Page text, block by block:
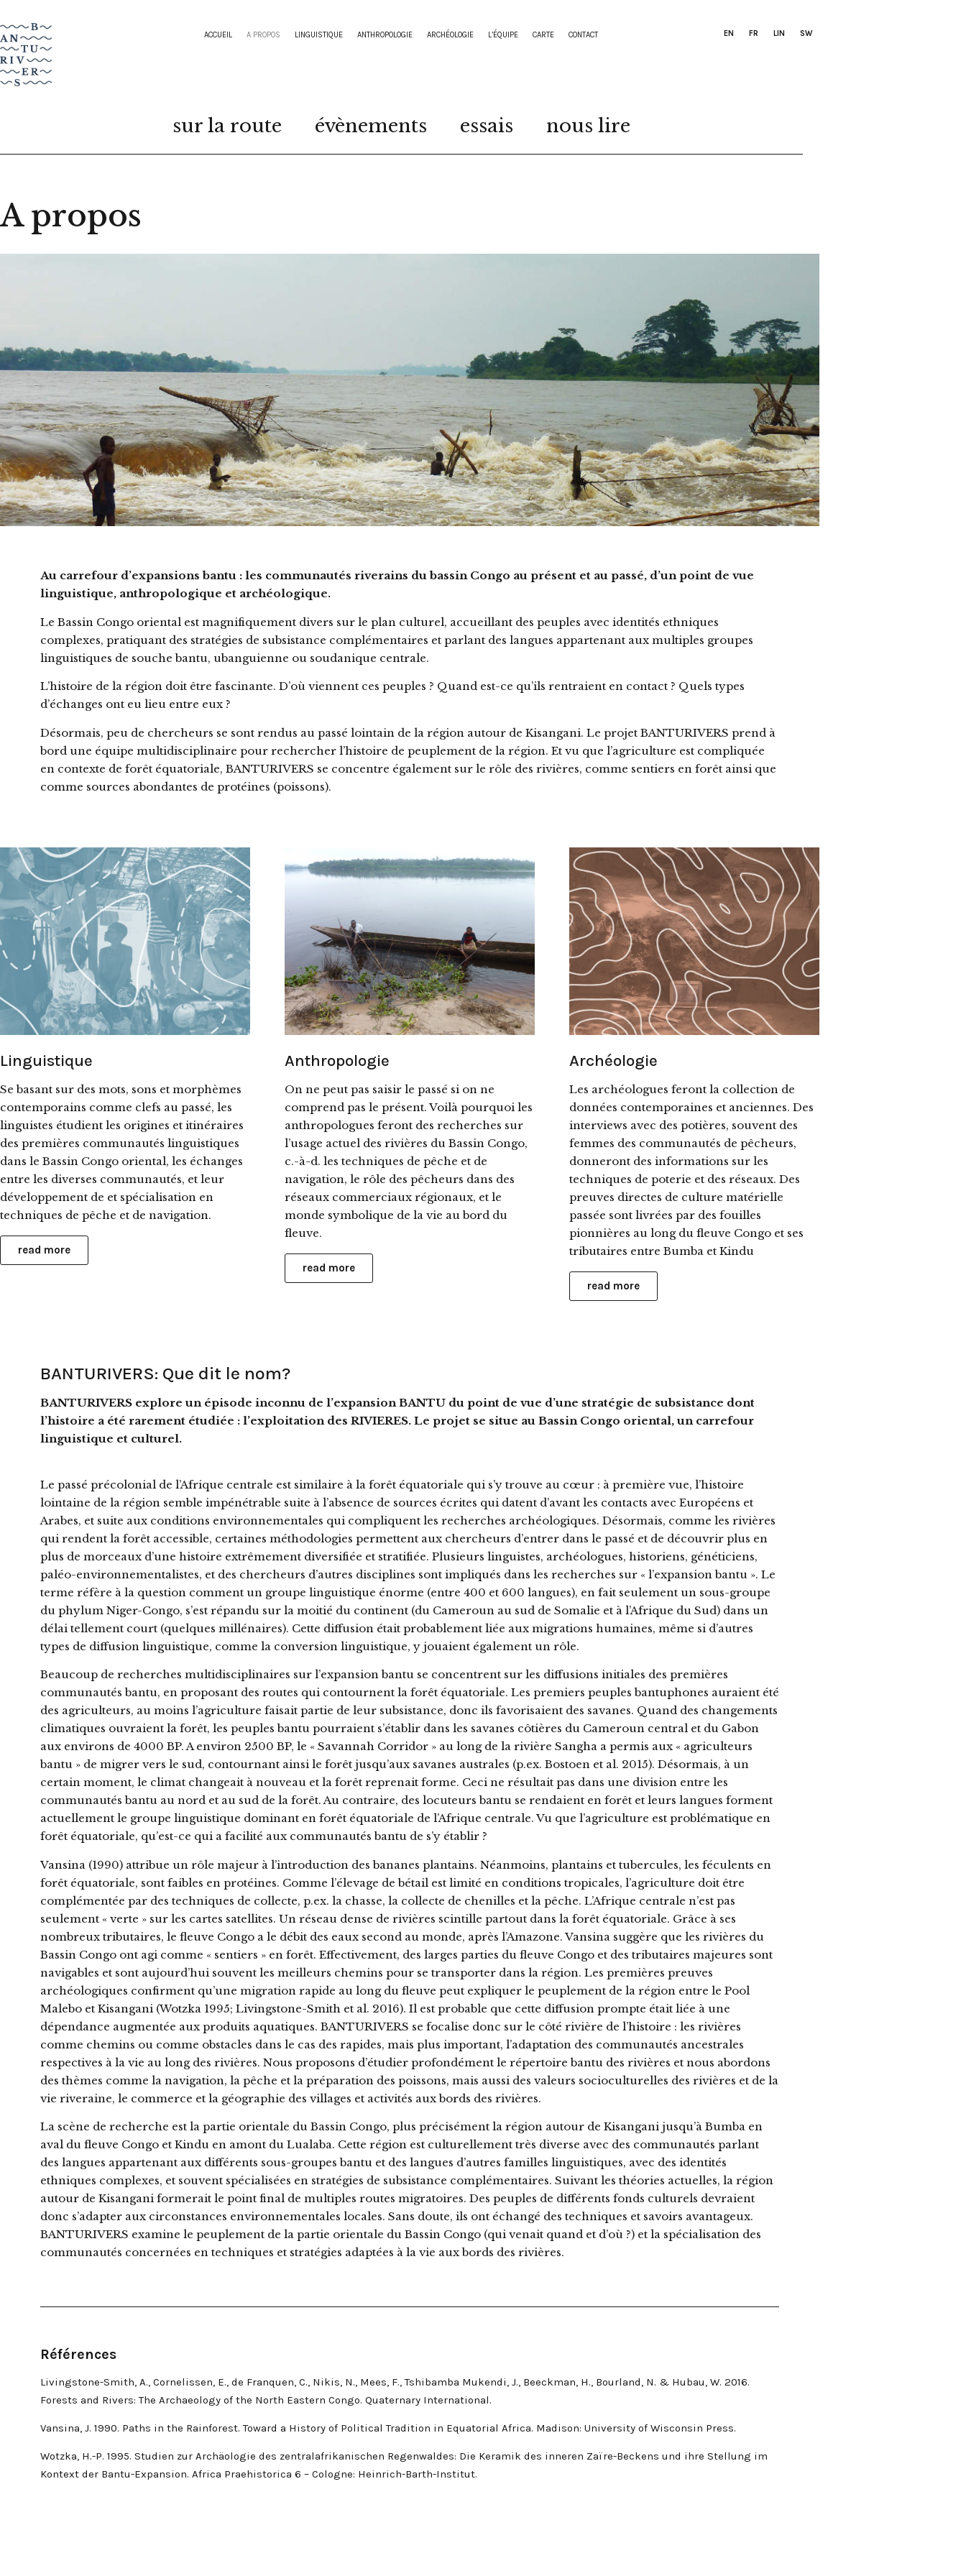
ACCUEIL A PROPOS LINGUISTIQUE ANTHROPOLOGIE ARCHÉOLOGIE L’ÉQUIPE CARTE CONTACT EN FR LIN SW
sur la route évènements essais nous lire
A propos
Au carrefour d’expansions bantu : les communautés riverains du bassin Congo au présent et au passé, d’un point de vue
linguistique, anthropologique et archéologique.
Le Bassin Congo oriental est magnifiquement divers sur le plan culturel, accueillant des peuples avec identités ethniques
complexes, pratiquant des stratégies de subsistance complémentaires et parlant des langues appartenant aux multiples groupes
linguistiques de souche bantu, ubanguienne ou soudanique centrale.
L’histoire de la région doit être fascinante. D’où viennent ces peuples ? Quand est-ce qu’ils rentraient en contact ? Quels types
d’échanges ont eu lieu entre eux ?
Désormais, peu de chercheurs se sont rendus au passé lointain de la région autour de Kisangani. Le projet BANTURIVERS prend à
bord une équipe multidisciplinaire pour rechercher l’histoire de peuplement de la région. Et vu que l’agriculture est compliquée
en contexte de forêt équatoriale, BANTURIVERS se concentre également sur le rôle des rivières, comme sentiers en forêt ainsi que
comme sources abondantes de protéines (poissons).
Linguistique
Se basant sur des mots, sons et morphèmes
contemporains comme clefs au passé, les
linguistes étudient les origines et itinéraires
des premières communautés linguistiques
dans le Bassin Congo oriental, les échanges
entre les diverses communautés, et leur
développement de et spécialisation en
techniques de pêche et de navigation.
read more
Anthropologie
On ne peut pas saisir le passé si on ne
comprend pas le présent. Voilà pourquoi les
anthropologues feront des recherches sur
l’usage actuel des rivières du Bassin Congo,
c.-à-d. les techniques de pêche et de
navigation, le rôle des pêcheurs dans des
réseaux commerciaux régionaux, et le
monde symbolique de la vie au bord du
fleuve.
read more
Archéologie
Les archéologues feront la collection de
données contemporaines et anciennes. Des
interviews avec des potières, souvent des
femmes des communautés de pêcheurs,
donneront des informations sur les
techniques de poterie et des réseaux. Des
preuves directes de culture matérielle
passée sont livrées par des fouilles
pionnières au long du fleuve Congo et ses
tributaires entre Bumba et Kindu
read more
BANTURIVERS: Que dit le nom?
BANTURIVERS explore un épisode inconnu de l’expansion BANTU du point de vue d’une stratégie de subsistance dont
l’histoire a été rarement étudiée : l’exploitation des RIVIERES. Le projet se situe au Bassin Congo oriental, un carrefour
linguistique et culturel.
Le passé précolonial de l’Afrique centrale est similaire à la forêt équatoriale qui s’y trouve au cœur : à première vue, l’histoire
lointaine de la région semble impénétrable suite à l’absence de sources écrites qui datent d’avant les contacts avec Européens et
Arabes, et suite aux conditions environnementales qui compliquent les recherches archéologiques. Désormais, comme les rivières
qui rendent la forêt accessible, certaines méthodologies permettent aux chercheurs d’entrer dans le passé et de découvrir plus en
plus de morceaux d’une histoire extrêmement diversifiée et stratifiée. Plusieurs linguistes, archéologues, historiens, généticiens,
paléo-environnementalistes, et des chercheurs d’autres disciplines sont impliqués dans les recherches sur « l’expansion bantu ». Le
terme réfère à la question comment un groupe linguistique énorme (entre 400 et 600 langues), en fait seulement un sous-groupe
du phylum Niger-Congo, s’est répandu sur la moitié du continent (du Cameroun au sud de Somalie et à l’Afrique du Sud) dans un
délai tellement court (quelques millénaires). Cette diffusion était probablement liée aux migrations humaines, même si d’autres
types de diffusion linguistique, comme la conversion linguistique, y jouaient également un rôle.
Beaucoup de recherches multidisciplinaires sur l’expansion bantu se concentrent sur les diffusions initiales des premières
communautés bantu, en proposant des routes qui contournent la forêt équatoriale. Les premiers peuples bantuphones auraient été
des agriculteurs, au moins l’agriculture faisait partie de leur subsistance, donc ils favorisaient des savanes. Quand des changements
climatiques ouvraient la forêt, les peuples bantu pourraient s’établir dans les savanes côtières du Cameroun central et du Gabon
aux environs de 4000 BP. A environ 2500 BP, le « Savannah Corridor » au long de la rivière Sangha a permis aux « agriculteurs
bantu » de migrer vers le sud, contournant ainsi le forêt jusqu’aux savanes australes (p.ex. Bostoen et al. 2015). Désormais, à un
certain moment, le climat changeait à nouveau et la forêt reprenait forme. Ceci ne résultait pas dans une division entre les
communautés bantu au nord et au sud de la forêt. Au contraire, des locuteurs bantu se rendaient en forêt et leurs langues forment
actuellement le groupe linguistique dominant en forêt équatoriale de l’Afrique centrale. Vu que l’agriculture est problématique en
forêt équatoriale, qu’est-ce qui a facilité aux communautés bantu de s’y établir ?
Vansina (1990) attribue un rôle majeur à l’introduction des bananes plantains. Néanmoins, plantains et tubercules, les féculents en
forêt équatoriale, sont faibles en protéines. Comme l’élevage de bétail est limité en conditions tropicales, l’agriculture doit être
complémentée par des techniques de collecte, p.ex. la chasse, la collecte de chenilles et la pêche. L’Afrique centrale n’est pas
seulement « verte » sur les cartes satellites. Un réseau dense de rivières scintille partout dans la forêt équatoriale. Grâce à ses
nombreux tributaires, le fleuve Congo a le débit des eaux second au monde, après l’Amazone. Vansina suggère que les rivières du
Bassin Congo ont agi comme « sentiers » en forêt. Effectivement, des larges parties du fleuve Congo et des tributaires majeures sont
navigables et sont aujourd’hui souvent les meilleurs chemins pour se transporter dans la région. Les premières preuves
archéologiques confirment qu’une migration rapide au long du fleuve peut expliquer le peuplement de la région entre le Pool
Malebo et Kisangani (Wotzka 1995; Livingstone-Smith et al. 2016). Il est probable que cette diffusion prompte était liée à une
dépendance augmentée aux produits aquatiques. BANTURIVERS se focalise donc sur le côté rivière de l’histoire : les rivières
comme chemins ou comme obstacles dans le cas des rapides, mais plus important, l’adaptation des communautés ancestrales
respectives à la vie au long des rivières. Nous proposons d’étudier profondément le répertoire bantu des rivières et nous abordons
des thèmes comme la navigation, la pêche et la préparation des poissons, mais aussi des valeurs socioculturelles des rivières et de la
vie riveraine, le commerce et la géographie des villages et activités aux bords des rivières.
La scène de recherche est la partie orientale du Bassin Congo, plus précisément la région autour de Kisangani jusqu’à Bumba en
aval du fleuve Congo et Kindu en amont du Lualaba. Cette région est culturellement très diverse avec des communautés parlant
des langues appartenant aux différents sous-groupes bantu et des langues d’autres familles linguistiques, avec des identités
ethniques complexes, et souvent spécialisées en stratégies de subsistance complémentaires. Suivant les théories actuelles, la région
autour de Kisangani formerait le point final de multiples routes migratoires. Des peuples de différents fonds culturels devraient
donc s’adapter aux circonstances environnementales locales. Sans doute, ils ont échangé des techniques et savoirs avantageux.
BANTURIVERS examine le peuplement de la partie orientale du Bassin Congo (qui venait quand et d’où ?) et la spécialisation des
communautés concernées en techniques et stratégies adaptées à la vie aux bords des rivières.
Références
Livingstone-Smith, A., Cornelissen, E., de Franquen, C., Nikis, N., Mees, F., Tshibamba Mukendi, J., Beeckman, H., Bourland, N. & Hubau, W. 2016.
Forests and Rivers: The Archaeology of the North Eastern Congo. Quaternary International.
Vansina, J. 1990. Paths in the Rainforest. Toward a History of Political Tradition in Equatorial Africa. Madison: University of Wisconsin Press.
Wotzka, H.-P. 1995. Studien zur Archäologie des zentralafrikanischen Regenwaldes: Die Keramik des inneren Zaïre-Beckens und ihre Stellung im
Kontext der Bantu-Expansion. Africa Praehistorica 6 – Cologne: Heinrich-Barth-Institut.